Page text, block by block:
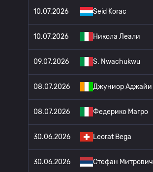
10.07.2026 Seid Korac
10.07.2026 Никола Леали
09.07.2026 S. Nwachukwu
08.07.2026 Джуниор Аджайи
08.07.2026 Федерико Магро
30.06.2026 Leorat Bega
30.06.2026 Стефан Митрович